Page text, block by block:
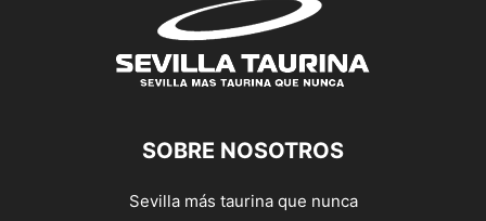
SOBRE NOSOTROS
Sevilla más taurina que nunca